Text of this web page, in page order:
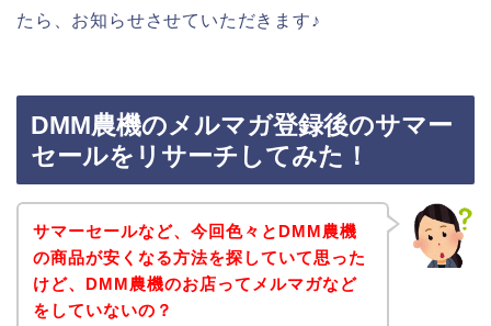
たら、お知らせさせていただきます♪
DMM農機のメルマガ登録後のサマー
セールをリサーチしてみた！
サマーセールなど、今回色々とDMM農機
の商品が安くなる方法を探していて思った
けど、DMM農機のお店ってメルマガなど
をしていないの？